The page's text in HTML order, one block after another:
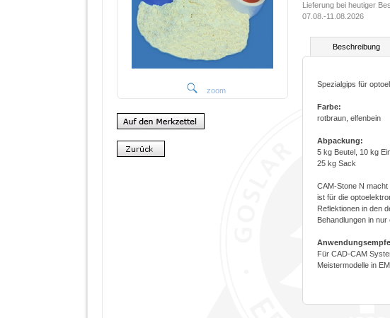
zoom
Lieferung bei heutiger
07.08.-11.08.2026
Beschreibung
Spezialgips für
Farbe:
rotbraun, elfenbein
Abpackung:
5 kg Beutel, 10 kg
25 kg Sack
CAM-Stone N
ist für die
Reflektionen in den
Behandlungen in nur
Für CAD-CAM
Meistermodelle in